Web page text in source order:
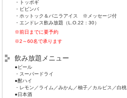
・トッポギ
・ビビンバ
・ホットック＆バニラアイス ※メッセージ付
・エンドレス飲み放題（L.O.22：30）
※前日までに要予約
※2～60名で承ります
飲み放題メニュー
●ビール
・スーパードライ
●酎ハイ
・レモン／ライム／みかん／柚子／カルピス／白桃
●日本酒